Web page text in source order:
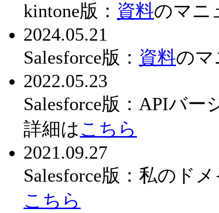
kintone版： 資料のマニ
2024.05.21
Salesforce版： 資料のマ
2022.05.23
Salesforce版：APIバ
詳細はこちら
2021.09.27
Salesforce版：私のド
こちら